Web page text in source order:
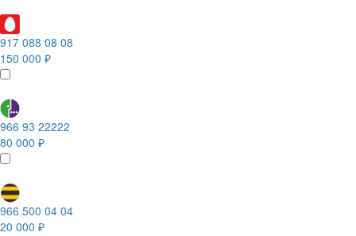
917 088 08 08
150 000 ₽
966 93 22222
80 000 ₽
966 500 04 04
20 000 ₽